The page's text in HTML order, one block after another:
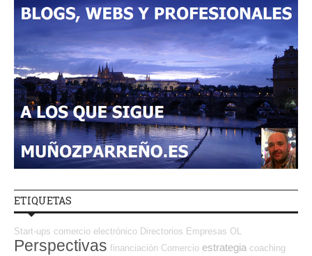
ETIQUETAS
Start-ups comercio electrónico Directorios Empresas OL
Perspectivas financiación Comercio estrategia coaching